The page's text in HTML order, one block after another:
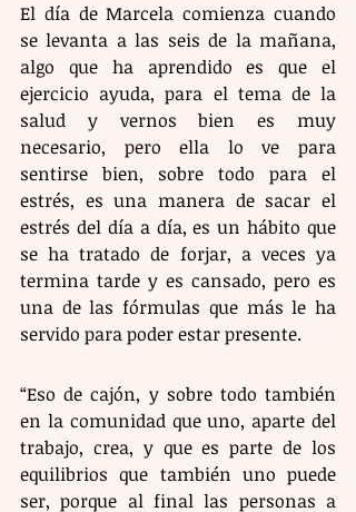
El día de Marcela comienza cuando
se levanta a las seis de la mañana,
algo que ha aprendido es que el
ejercicio ayuda, para el tema de la
salud y vernos bien es muy
necesario, pero ella lo ve para
sentirse bien, sobre todo para el
estrés, es una manera de sacar el
estrés del día a día, es un hábito que
se ha tratado de forjar, a veces ya
termina tarde y es cansado, pero es
una de las fórmulas que más le ha
servido para poder estar presente.
“Eso de cajón, y sobre todo también
en la comunidad que uno, aparte del
trabajo, crea, y que es parte de los
equilibrios que también uno puede
ser, porque al final las personas a